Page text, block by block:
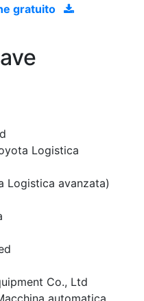
gratuito
Logistica
Logistica avanzata)
Co., Ltd
automatica